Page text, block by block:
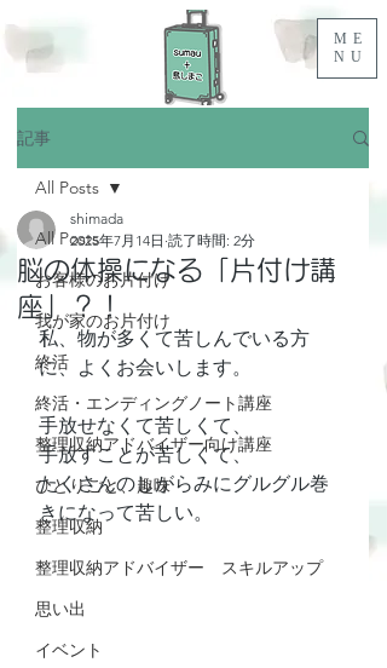
ME
NU
記事
All Posts
お客様のお片付け
我が家のお片付け
終活
終活・エンディングノート講座
整理収納アドバイザー向け講座
ひとりごと、趣味
整理収納
整理収納アドバイザー スキルアップ
思い出
イベント
All Posts
脳の体操になる「片付け講
座」？！
shimada
2025年7月14日 読了時間: 2分
私、物が多くて苦しんでいる方
に、よくお会いします。
手放せなくて苦しくて、
手放すことが苦しくて、
たくさんのしがらみにグルグル巻
きになって苦しい。